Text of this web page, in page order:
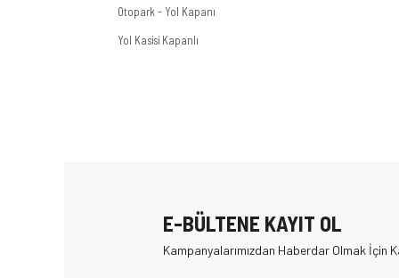
Otopark - Yol Kapanı
Yol Kasisi Kapanlı
E-BÜLTENE KAYIT OL
Kampanyalarımızdan Haberdar Olmak İçin